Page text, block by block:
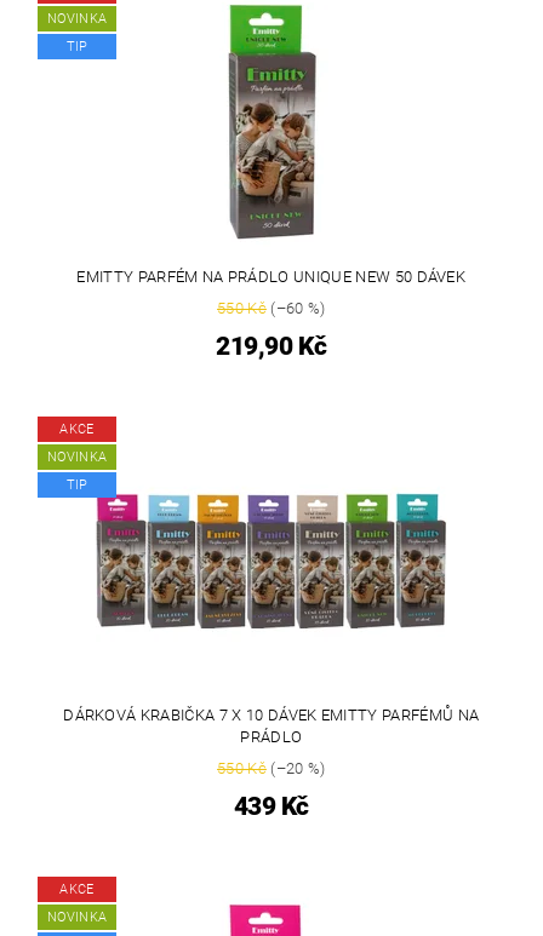
NOVINKA
TIP
EMITTY PARFÉM NA PRÁDLO UNIQUE NEW 50 DÁVEK
550 Kč(–60 %)
219,90 Kč
AKCE
NOVINKA
TIP
DÁRKOVÁ KRABIČKA 7 X 10 DÁVEK EMITTY PARFÉMŮ NA
PRÁDLO
550 Kč(–20 %)
439 Kč
AKCE
NOVINKA